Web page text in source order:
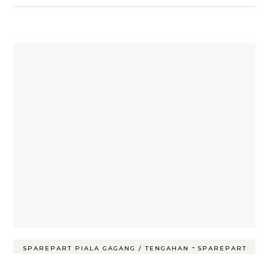
SPAREPART PIALA GAGANG / TENGAHAN - SPAREPART